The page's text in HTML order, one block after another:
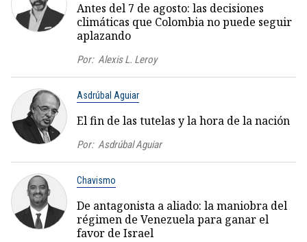
Antes del 7 de agosto: las decisiones
climáticas que Colombia no puede seguir
aplazando
Por: Alexis L. Leroy
Asdrúbal Aguiar
El fin de las tutelas y la hora de la nación
Por: Asdrúbal Aguiar
Chavismo
De antagonista a aliado: la maniobra del
régimen de Venezuela para ganar el
favor de Israel